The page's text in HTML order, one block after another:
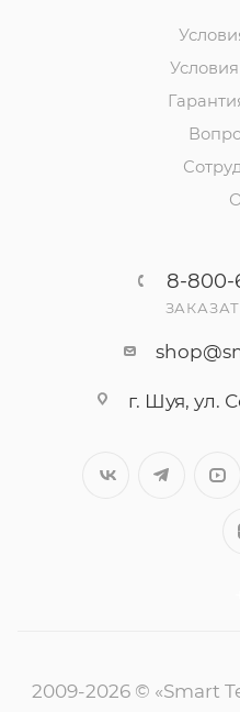
8-800-
г. Шуя, ул.
2009-2026 © «Smart